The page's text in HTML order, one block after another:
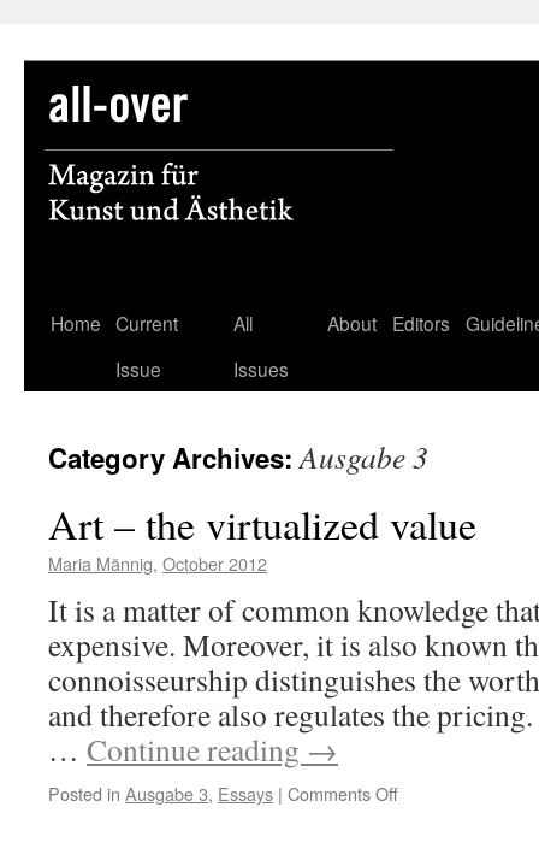
Skip
Home Current
Issue
All
Issues
About Editors
Category Archives:Ausgabe 3
Art – the virtualized value
Maria Männig, October 2012
It is a matter of common knowledge
expensive. Moreover, it is also known
connoisseurship distinguishes the
and therefore also regulates the
… Continue reading →
Posted in Ausgabe 3, Essays | Comments Offon